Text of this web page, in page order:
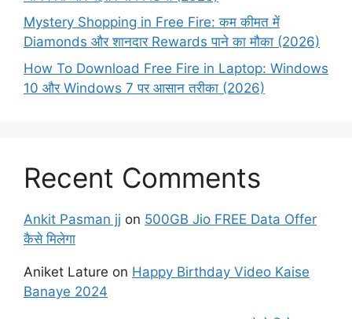
Mystery Shopping in Free Fire: कम कीमत में
Diamonds और शानदार Rewards पाने का मौका (2026)
How To Download Free Fire in Laptop: Windows
10 और Windows 7 पर आसान तरीका (2026)
Recent Comments
Ankit Pasman jj on 500GB Jio FREE Data Offer
कैसे मिलेगा
Aniket Lature on Happy Birthday Video Kaise
Banaye 2024